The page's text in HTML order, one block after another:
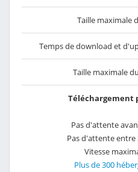
Taille maximale
Temps de download et
Taille maximale
Pas d'attente
Pas d'attente
Vitesse
Plus de 300